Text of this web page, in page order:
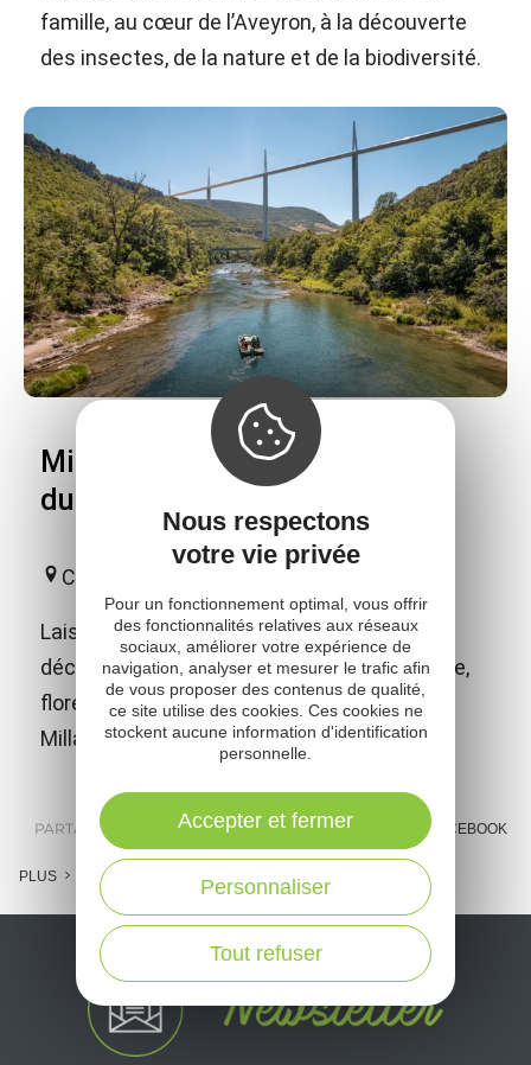
famille, au cœur de l’Aveyron, à la découverte
des insectes, de la nature et de la biodiversité.
Millau Aventure - Les Bateliers
du Viaduc
Creissels
Laissez-vous guider par votre batelier et
découvrez les trésors de notre région : faune,
flore, géologie, village classé et Viaduc de
Millau.
PARTAGER : E-MAIL MESSENGER FACEBOOK
PLUS
Nous respectons
votre vie privée
Pour un fonctionnement optimal, vous offrir
des fonctionnalités relatives aux réseaux
sociaux, améliorer votre expérience de
navigation, analyser et mesurer le trafic afin
de vous proposer des contenus de qualité,
ce site utilise des cookies. Ces cookies ne
stockent aucune information d'identification
personnelle.
Tout refuser
Personnaliser
Accepter et fermer